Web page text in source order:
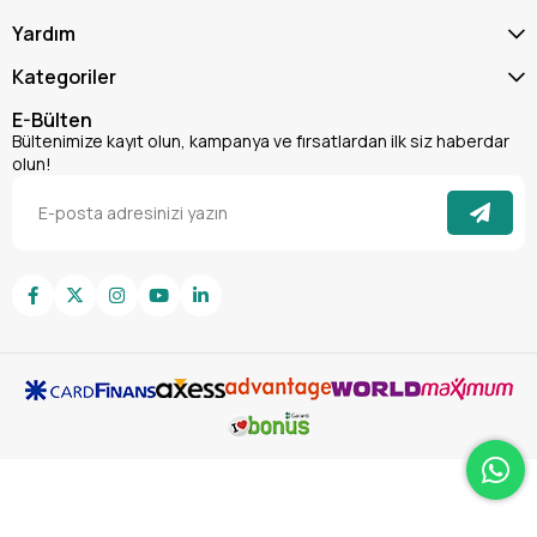
Yardım
Kategoriler
E-Bülten
Bültenimize kayıt olun, kampanya ve fırsatlardan ilk siz haberdar
olun!